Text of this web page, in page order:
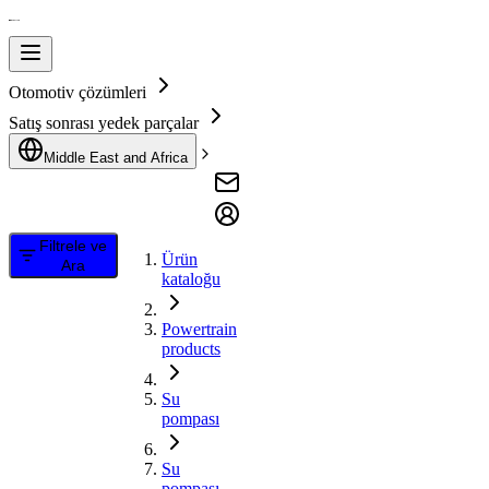
Otomotiv çözümleri
Satış sonrası yedek parçalar
Middle East and Africa
Filtrele ve
Ara
Ürün
kataloğu
Powertrain
products
Su
pompası
Su